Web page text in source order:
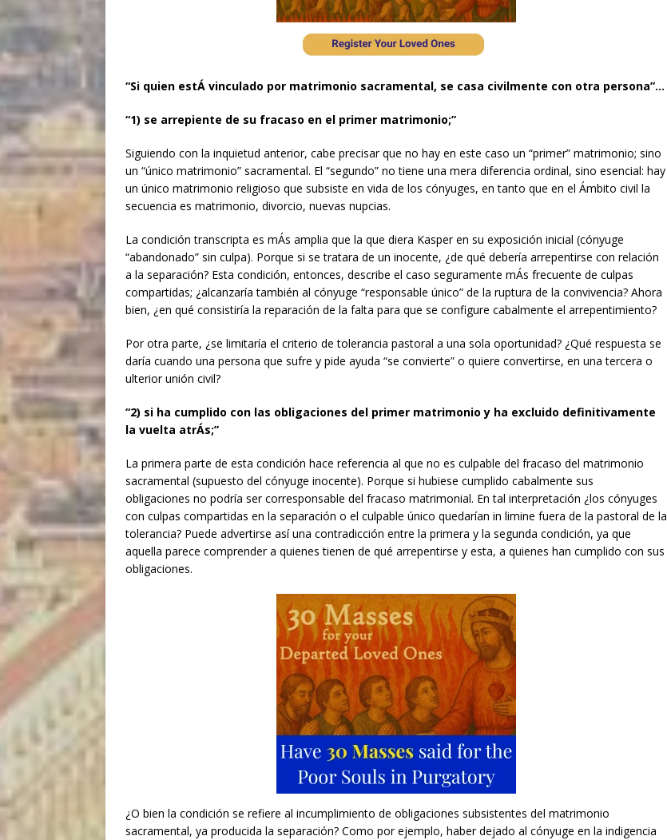
“Si quien estÁ vinculado por matrimonio sacramental, se casa civilmente con otra persona”…
“1) se arrepiente de su fracaso en el primer matrimonio;”
Siguiendo con la inquietud anterior, cabe precisar que no hay en este caso un “primer” matrimonio; sino
un “único matrimonio” sacramental. El “segundo” no tiene una mera diferencia ordinal, sino esencial: hay
un único matrimonio religioso que subsiste en vida de los cónyuges, en tanto que en el Ámbito civil la
secuencia es matrimonio, divorcio, nuevas nupcias.
La condición transcripta es mÁs amplia que la que diera Kasper en su exposición inicial (cónyuge
“abandonado” sin culpa). Porque si se tratara de un inocente, ¿de qué debería arrepentirse con relación
a la separación? Esta condición, entonces, describe el caso seguramente mÁs frecuente de culpas
compartidas; ¿alcanzaría también al cónyuge “responsable único” de la ruptura de la convivencia? Ahora
bien, ¿en qué consistiría la reparación de la falta para que se configure cabalmente el arrepentimiento?
Por otra parte, ¿se limitaría el criterio de tolerancia pastoral a una sola oportunidad? ¿Qué respuesta se
daría cuando una persona que sufre y pide ayuda “se convierte” o quiere convertirse, en una tercera o
ulterior unión civil?
“2) si ha cumplido con las obligaciones del primer matrimonio y ha excluido definitivamente
la vuelta atrÁs;”
La primera parte de esta condición hace referencia al que no es culpable del fracaso del matrimonio
sacramental (supuesto del cónyuge inocente). Porque si hubiese cumplido cabalmente sus
obligaciones no podría ser corresponsable del fracaso matrimonial. En tal interpretación ¿los cónyuges
con culpas compartidas en la separación o el culpable único quedarían in limine fuera de la pastoral de la
tolerancia? Puede advertirse así una contradicción entre la primera y la segunda condición, ya que
aquella parece comprender a quienes tienen de qué arrepentirse y esta, a quienes han cumplido con sus
obligaciones.
¿O bien la condición se refiere al incumplimiento de obligaciones subsistentes del matrimonio
sacramental, ya producida la separación? Como por ejemplo, haber dejado al cónyuge en la indigencia